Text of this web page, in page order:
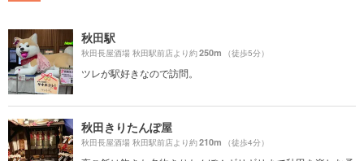
秋田駅
秋田長屋酒場 秋田駅前店より約250m （徒歩5分）
ツレが駅好きなので訪問。
秋田きりたんぽ屋
秋田長屋酒場 秋田駅前店より約210m （徒歩4分）